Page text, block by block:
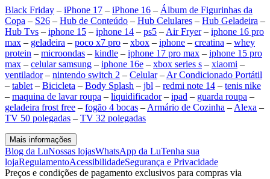
Black Friday – iPhone 17 – iPhone 16 – Álbum de Figurinhas da
Copa – S26 – Hub de Conteúdo – Hub Celulares – Hub Geladeira –
Hub Tvs – iphone 15 – iphone 14 – ps5 – Air Fryer– iphone 16 pro
max – geladeira – poco x7 pro – xbox – iphone – creatina – whey
protein – microondas – kindle – iphone 17 pro max – iphone 15 pro
max – celular samsung – iphone 16e – xbox series s – xiaomi –
ventilador– nintendo switch 2 – Celular– Ar Condicionado Portátil
– tablet – Bicicleta – Body Splash – jbl – redmi note 14 – tenis nike
– maquina de lavar roupa – liquidificador– ipad – guarda roupa –
geladeira frost free – fogão 4 bocas – Armário de Cozinha – Alexa –
TV 50 polegadas – TV 32 polegadas
Mais informações
Blog da LuNossas lojasWhatsApp da LuTenha sua
lojaRegulamentoAcessibilidadeSegurança e Privacidade
Preços e condições de pagamento exclusivos para compras via